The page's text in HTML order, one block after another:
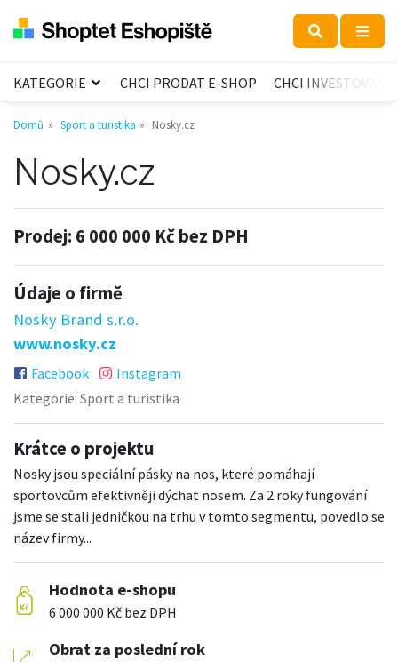
KATEGORIE CHCI PRODAT E-SHOP CHCI INVESTOVAT
Domů Sport a turistika Nosky.cz
Nosky.cz
Prodej: 6 000 000 Kč bez DPH
Údaje o firmě
Nosky Brand s.r.o.
www.nosky.cz
Facebook
Instagram
Kategorie: Sport a turistika
Krátce o projektu
Nosky jsou speciální pásky na nos, které pomáhají
sportovcům efektivněji dýchat nosem. Za 2 roky fungování
jsme se stali jedničkou na trhu v tomto segmentu, povedlo se
název firmy...
Hodnota e-shopu
6 000 000 Kč bez DPH
Obrat za poslední rok